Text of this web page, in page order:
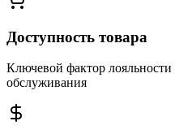
Доступность товара
Ключевой фактор лояльности
обслуживания